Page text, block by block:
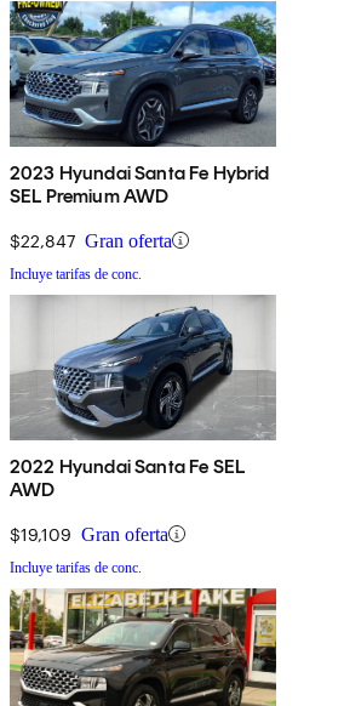
2023 Hyundai Santa Fe Hybrid
SEL Premium AWD
$22,847 Gran oferta
Incluye tarifas de conc.
2022 Hyundai Santa Fe SEL
AWD
$19,109 Gran oferta
Incluye tarifas de conc.